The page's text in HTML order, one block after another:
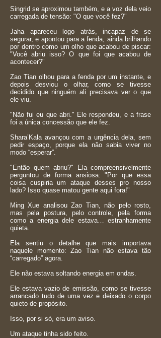
Singrid se aproximou também, e a voz dela veio
carregada de tensão: "O que você fez?"
Jaha apareceu logo atrás, incapaz de se
segurar, e apontou para a fenda, ainda brilhando
por dentro como um olho que acabou de piscar:
"Você abriu isso? O que foi que acabou de
acontecer?"
Zao Tian olhou para a fenda por um instante, e
depois desviou o olhar, como se tivesse
decidido que ninguém ali precisava ver o que
ele viu.
"Não fui eu que abri." Ele respondeu, e a frase
foi a única concessão que ele fez.
Shara’Kala avançou com a urgência dela, sem
pedir espaço, porque ela não sabia viver no
modo “esperar”.
"Então quem abriu?" Ela compreensivelmente
perguntou de forma ansiosa: "Por que essa
coisa cuspiria um ataque desses pro nosso
lado? Isso quase matou gente aqui fora!"
Ming Xue analisou Zao Tian, não pelo rosto,
mas pela postura, pelo controle, pela forma
como a energia dele estava… estranhamente
quieta.
Ela sentiu o detalhe que mais importava
naquele momento: Zao Tian não estava tão
“carregado” agora.
Ele não estava soltando energia em ondas.
Ele estava vazio de emissão, como se tivesse
arrancado tudo de uma vez e deixado o corpo
quieto de propósito.
Isso, por si só, era um aviso.
Um ataque tinha sido feito.